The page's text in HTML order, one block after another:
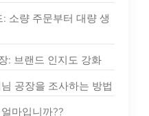
소량 주문부터 대량 생
: 브랜드 인지도 강화
공장을 조사하는 방법
마입니까??